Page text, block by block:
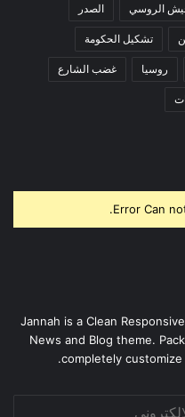
الروسي الصدر
تشكيل الحكومة
روسيا غضب الشارع
Error Can
Jannah is a Clean
News and Blog theme.
completely